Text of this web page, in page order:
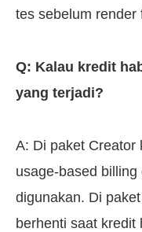
tes sebelum render
Q: Kalau kredit
yang terjadi?
A: Di paket Creator
usage-based
digunakan. Di
berhenti saat kredit